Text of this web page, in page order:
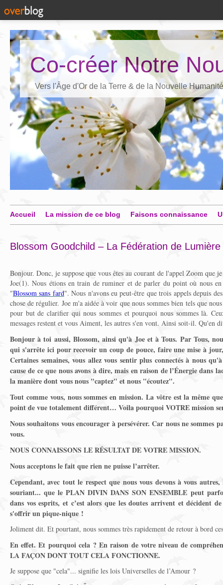
Co-créer Notre
Vers l'Âge d'Or de la Terre & de la Nouvelle Humanité
Accueil La mission de ce blog Faisons connaissance
Blossom Goodchild – La Fédération de
Bonjour. Donc, je suppose que vous êtes au courant de l'appel Zoom que
Joe(1). Nous étions en train de ruminer et de parler du point où nous en
"Blossom sans fard". Nous n'avons eu peut-être que trois appels depuis
chose de régulier. Joe m'a aidée à voir que nous sommes bien tels que
pour but de clarifier qui nous sommes et pourquoi nous sommes là.
messages restent et vous Aiment, les autres s'en vont. Ainsi soit-il. Qu'en
Bonjour à toi aussi, Blossom, ainsi qu'à Joe et à Tous. Par Tous,
qui s'arrête ici pour recevoir un coup de pouce, faire une mise à
Certaines semaines, vous allez vous sentir plus connectés à nous
cause de ce que nous avons à dire, mais en raison de l’Énergie dans
la manière dont vous nous "captez" et nous "écoutez".
Tout comme vous, nous sommes en mission. La vôtre est la même
point de vue totalement différent… Voila pourquoi VOTRE mission
Nous souhaitons vous encourager à persévérer. Car nous ne sommes
vous.
NOUS CONNAISSONS LE RÉSULTAT DE VOTRE MISSION.
Nous acceptons le fait que rien ne puisse l’arrêter.
Cependant, avec tout le respect que nous vous devons à vous
souriant... que le PLAN DIVIN DANS SON ENSEMBLE peut
dans vos esprits, et c’est alors que les doutes arrivent et décident
s'offrir un pique-nique !
Joliment dit. Et pourtant, nous sommes très rapidement de retour à bord
En effet. Et pourquoi cela ? En raison de votre niveau de
LA FAÇON DONT TOUT CELA FONCTIONNE.
Je suppose que "cela"... signifie les lois Universelles de l’Amour ?